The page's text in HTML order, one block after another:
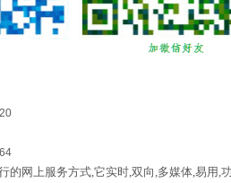
的网上服务方式,它实时,双向,多媒体,易用,